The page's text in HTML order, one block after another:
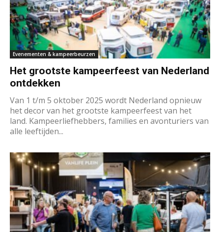
Evenementen & kampeerbeurzen
Het grootste kampeerfeest van Nederland
ontdekken
Van 1 t/m 5 oktober 2025 wordt Nederland opnieuw
het decor van het grootste kampeerfeest van het
land. Kampeerliefhebbers, families en avonturiers van
alle leeftijden...